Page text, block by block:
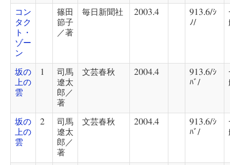
コン
タク
ト・
ゾー
ン
篠田
節子
／著
毎日新聞社 2003.4
913.6/ｼ
ﾉ/
坂の
上の
雲
1
司馬
遼太
郎／
著
文芸春秋 2004.4
913.6/ｼ
ﾊﾞ/
坂の
上の
雲
2
司馬
遼太
郎／
著
文芸春秋 2004.4
913.6/ｼ
ﾊﾞ/